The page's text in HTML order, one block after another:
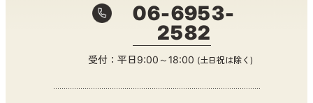
06-6953-
2582
受付：平日9:00～18:00 (土日祝は除く)